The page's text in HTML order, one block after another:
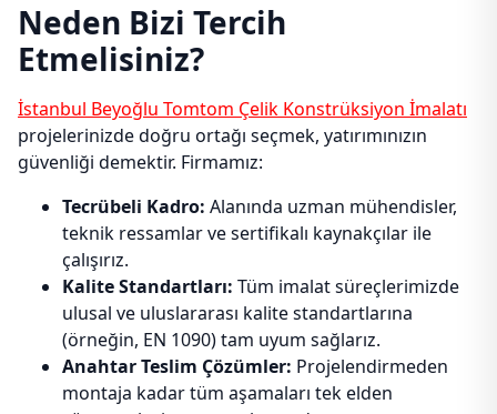
Neden Bizi Tercih
Etmelisiniz?
İstanbul Beyoğlu Tomtom Çelik Konstrüksiyon İmalatı
projelerinizde doğru ortağı seçmek, yatırımınızın
güvenliği demektir. Firmamız:
Tecrübeli Kadro: Alanında uzman mühendisler,
teknik ressamlar ve sertifikalı kaynakçılar ile
çalışırız.
Kalite Standartları: Tüm imalat süreçlerimizde
ulusal ve uluslararası kalite standartlarına
(örneğin, EN 1090) tam uyum sağlarız.
Anahtar Teslim Çözümler: Projelendirmeden
montaja kadar tüm aşamaları tek elden